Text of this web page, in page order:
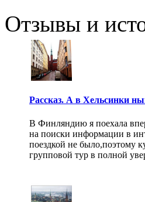
Отзывы и
Рассказ. А в Хельсинки
В Финляндию я поехала
на поиски информации в
поездкой не было,поэтому
групповой тур в полной